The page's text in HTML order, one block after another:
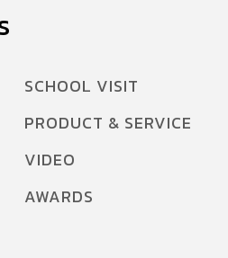
SCHOOL VISIT
PRODUCT & SERVICE
VIDEO
AWARDS